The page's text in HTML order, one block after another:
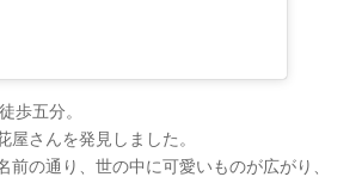
歩五分。
屋さんを発見しました。
前の通り、世の中に可愛いものが広がり、